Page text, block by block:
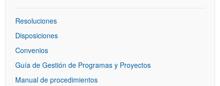
Resoluciones
Disposiciones
Convenios
Guía de Gestión de Programas y Proyectos
Manual de procedimientos